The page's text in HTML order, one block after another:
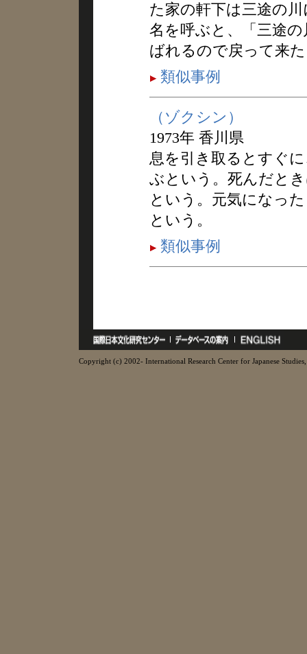
た家の軒下は三途の
名を呼ぶと、「三途
ばれるので戻って来
類似事例
（ゾクシン）
1973年 香川県
息を引き取るとすぐ
ぶという。死んだと
という。元気になっ
という。
類似事例
Copyright (c) 2002- International Research Center for Japanese